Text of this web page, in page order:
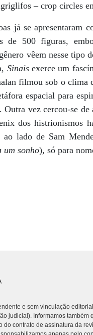
– crop circles
já se apresentaram
de 500 figuras,
vêem nesse tipo
Sinaisexerce um
filmou sob o clima
espacial para
Outra vez cercou-se
dos histrionismos
ao lado de Sam
um sonho), só para
e sem vinculação
judicial). Informamos também
contrato de assinatura da